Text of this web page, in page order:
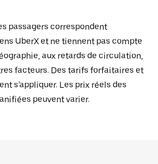
passagers correspondent
UberX et ne tiennent pas compte
aux retards de circulation,
facteurs. Des tarifs forfaitaires et
s’appliquer. Les prix réels des
peuvent varier.